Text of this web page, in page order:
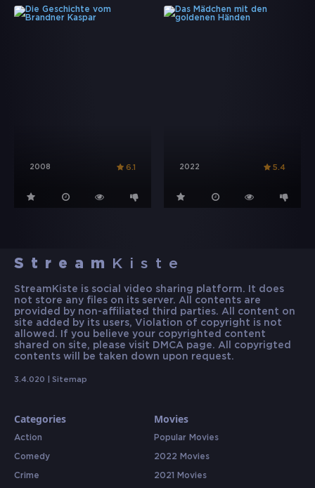
2008 6.1 2022 5.4
Stream Kiste
StreamKiste is social video sharing platform. It does
not store any files on its server. All contents are
provided by non-affiliated third parties. All content on
site added by its users, Violation of copyright is not
allowed. If you believe your copyrighted content
shared on site, please visit DMCA page. All copyrigted
contents will be taken down upon request.
3.4.020 | Sitemap
Categories
Action
Comedy
Crime
Movies
Popular Movies
2022 Movies
2021 Movies